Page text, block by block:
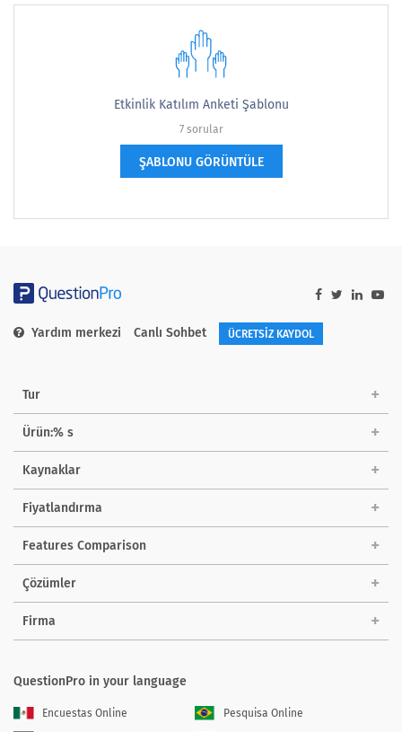
Etkinlik Katılım Anketi Şablonu
7 sorular
ŞABLONU GÖRÜNTÜLE
Yardım merkezi Canlı Sohbet ÜCRETSİZ KAYDOL
Tur
Ürün:% s
Kaynaklar
Fiyatlandırma
Features Comparison
Çözümler
Firma
QuestionPro in your language
Encuestas Online
Pesquisa Online